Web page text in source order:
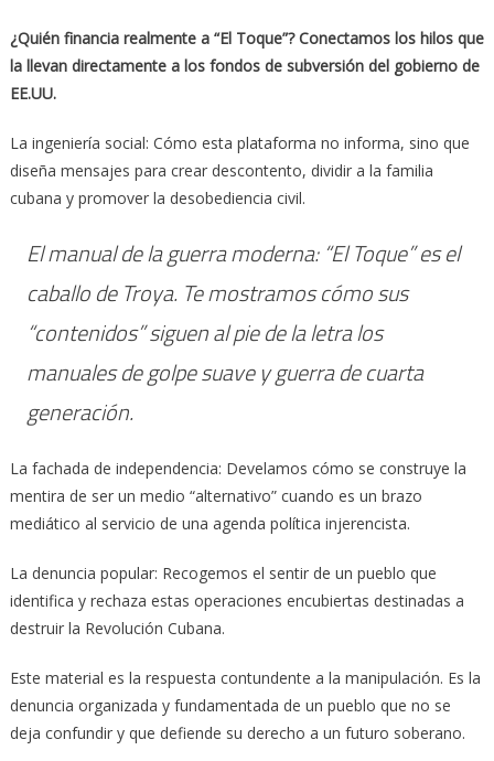
¿Quién financia realmente a “El Toque”? Conectamos los hilos que
la llevan directamente a los fondos de subversión del gobierno de
EE.UU.
La ingeniería social: Cómo esta plataforma no informa, sino que
diseña mensajes para crear descontento, dividir a la familia
cubana y promover la desobediencia civil.
El manual de la guerra moderna: “El Toque” es el
caballo de Troya. Te mostramos cómo sus
“contenidos” siguen al pie de la letra los
manuales de golpe suave y guerra de cuarta
generación.
La fachada de independencia: Develamos cómo se construye la
mentira de ser un medio “alternativo” cuando es un brazo
mediático al servicio de una agenda política injerencista.
La denuncia popular: Recogemos el sentir de un pueblo que
identifica y rechaza estas operaciones encubiertas destinadas a
destruir la Revolución Cubana.
Este material es la respuesta contundente a la manipulación. Es la
denuncia organizada y fundamentada de un pueblo que no se
deja confundir y que defiende su derecho a un futuro soberano.